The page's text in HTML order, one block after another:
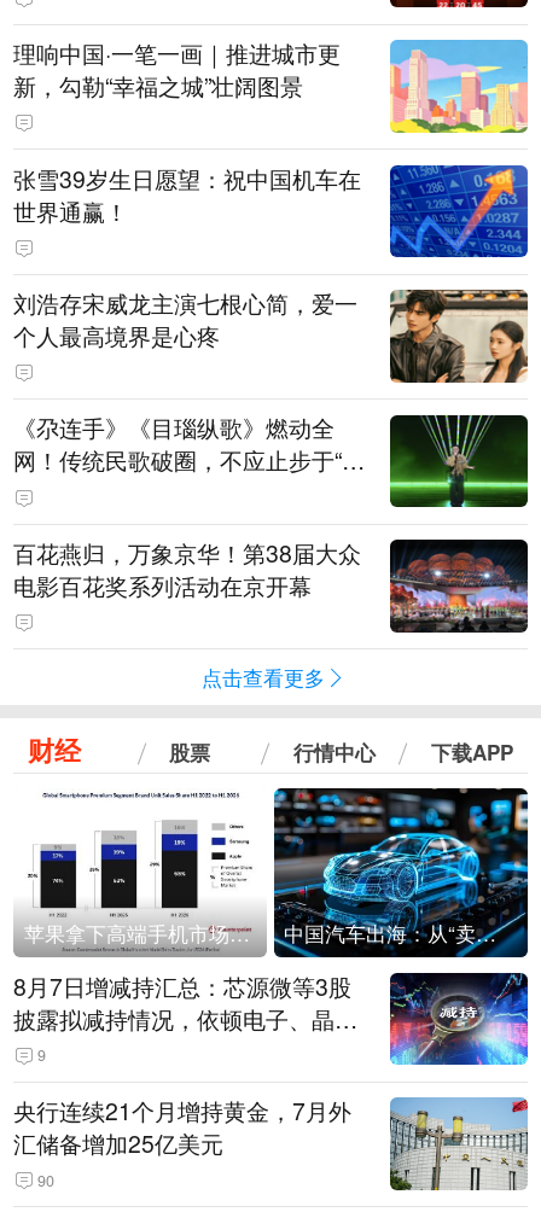
理响中国·一笔一画｜推进城市更
新，勾勒“幸福之城”壮阔图景
张雪39岁生日愿望：祝中国机车在
世界通赢！
刘浩存宋威龙主演七根心简，爱一
个人最高境界是心疼
《尕连手》《目瑙纵歌》燃动全
网！传统民歌破圈，不应止步于“上
头”
百花燕归，万象京华！第38届大众
电影百花奖系列活动在京开幕
点击查看更多
财经 股票 行情中心 下载APP
苹果拿下高端手机市场65%的份额：iPhone 17系列功不可没 中国汽车出海：从“卖出去”到“走进去”
8月7日增减持汇总：芯源微等3股
披露拟减持情况，依顿电子、晶华
微拟增持（表）
9
央行连续21个月增持黄金，7月外
汇储备增加25亿美元
90